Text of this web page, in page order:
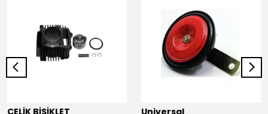
ÇELİK BİSİKLET Universal